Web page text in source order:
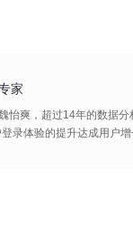
家
怡爽，超过14年的数据
录体验的提升达成用户